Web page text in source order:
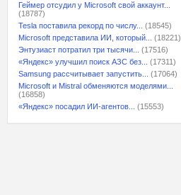
Геймер отсудил у Microsoft свой аккаунт...
(18787)
Tesla поставила рекорд по числу...
(18545)
Microsoft представила ИИ, который...
(18221)
Энтузиаст потратил три тысячи...
(17516)
«Яндекс» улучшил поиск АЗС без...
(17311)
Samsung рассчитывает запустить...
(17064)
Microsoft и Mistral обменяются моделями...
(16858)
«Яндекс» посадил ИИ-агентов...
(15553)